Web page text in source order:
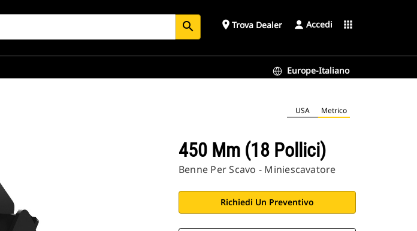
search place Trova Dealer Accedi apps
Europe-Italiano
USA Metrico
450 Mm (18 Pollici)
Benne Per Scavo - Miniescavatore
Richiedi Un Preventivo